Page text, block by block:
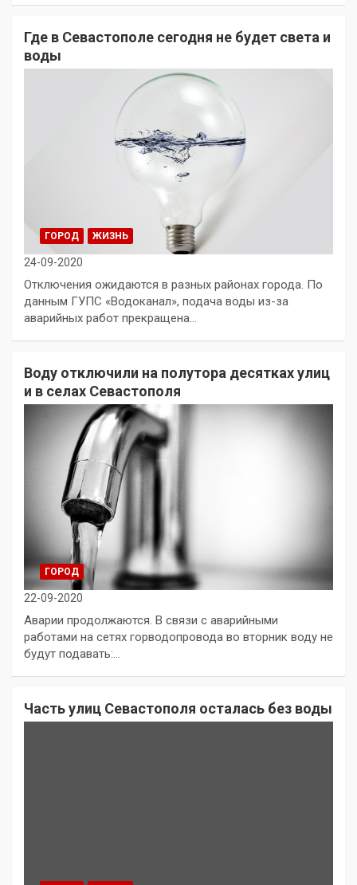
Где в Севастополе сегодня не будет света и
воды
ГОРОД ЖИЗНЬ
24-09-2020
Отключения ожидаются в разных районах города. По
данным ГУПС «Водоканал», подача воды из-за
аварийных работ прекращена…
Воду отключили на полутора десятках улиц
и в селах Севастополя
ГОРОД
22-09-2020
Аварии продолжаются. В связи с аварийными
работами на сетях горводопровода во вторник воду не
будут подавать:…
Часть улиц Севастополя осталась без воды